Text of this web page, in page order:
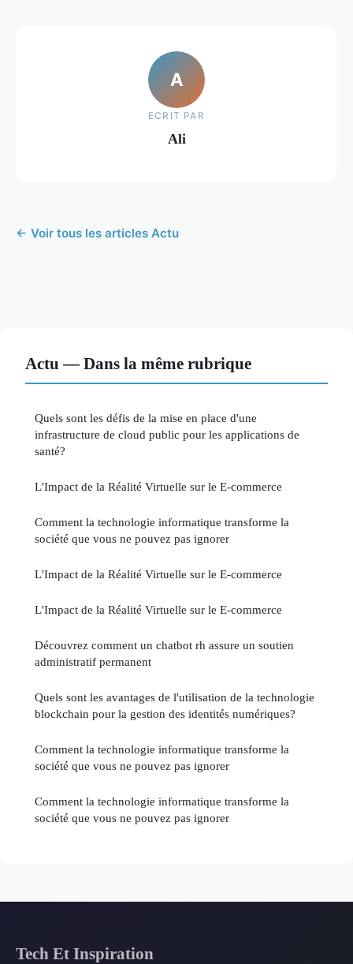
A
ECRIT PAR
Ali
← Voir tous les articles Actu
Actu — Dans la même rubrique
Quels sont les défis de la mise en place d'une
infrastructure de cloud public pour les applications de
santé?
L'Impact de la Réalité Virtuelle sur le E-commerce
Comment la technologie informatique transforme la
société que vous ne pouvez pas ignorer
L'Impact de la Réalité Virtuelle sur le E-commerce
L'Impact de la Réalité Virtuelle sur le E-commerce
Découvrez comment un chatbot rh assure un soutien
administratif permanent
Quels sont les avantages de l'utilisation de la technologie
blockchain pour la gestion des identités numériques?
Comment la technologie informatique transforme la
société que vous ne pouvez pas ignorer
Comment la technologie informatique transforme la
société que vous ne pouvez pas ignorer
Tech Et Inspiration